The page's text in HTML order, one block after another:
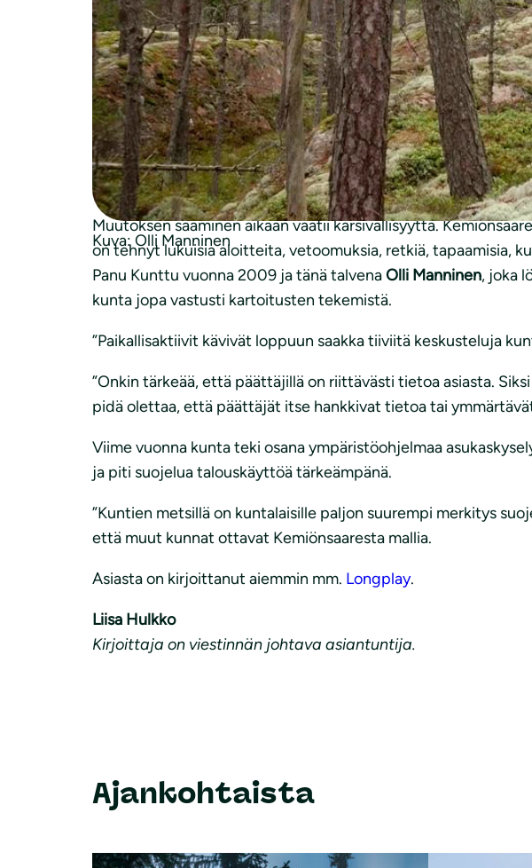
Kuva: Olli Manninen
”Päätös tuntuu mahtavalta. Voin olla syystä ylpeä
metsäpolitiikassa kuntien keskuudessa. Kemiönsaaren kunta
Kemiönsaaren Luonto ry:stä.
Kuntun mielestä päätös osoittaa, että kunta ottaa
arvokkaimmat metsät. Suojeluun siirtyy vähintään 70
monimuotoisuuden, vesiensuojelun kuin ilmastonkin
virkistyskäyttöön.
Muutoksen saaminen aikaan vaatii kärsivällisyyttä.
on tehnyt lukuisia aloitteita, vetoomuksia, retkiä, tapaamisia,
Panu Kunttu vuonna 2009 ja tänä talvenaOlli Manninen, joka
kunta jopa vastusti kartoitusten tekemistä.
”Paikallisaktiivit kävivät loppuun saakka tiiviitä keskusteluja
”Onkin tärkeää, että päättäjillä on riittävästi tietoa asiasta.
pidä olettaa, että päättäjät itse hankkivat tietoa tai
Viime vuonna kunta teki osana ympäristöohjelmaa
ja piti suojelua talouskäyttöä tärkeämpänä.
”Kuntien metsillä on kuntalaisille paljon suurempi merkitys
että muut kunnat ottavat Kemiönsaaresta mallia.
Asiasta on kirjoittanut aiemmin mm. Longplay.
Liisa Hulkko
Kirjoittaja on viestinnän johtava asiantuntija.
Ajankohtaista